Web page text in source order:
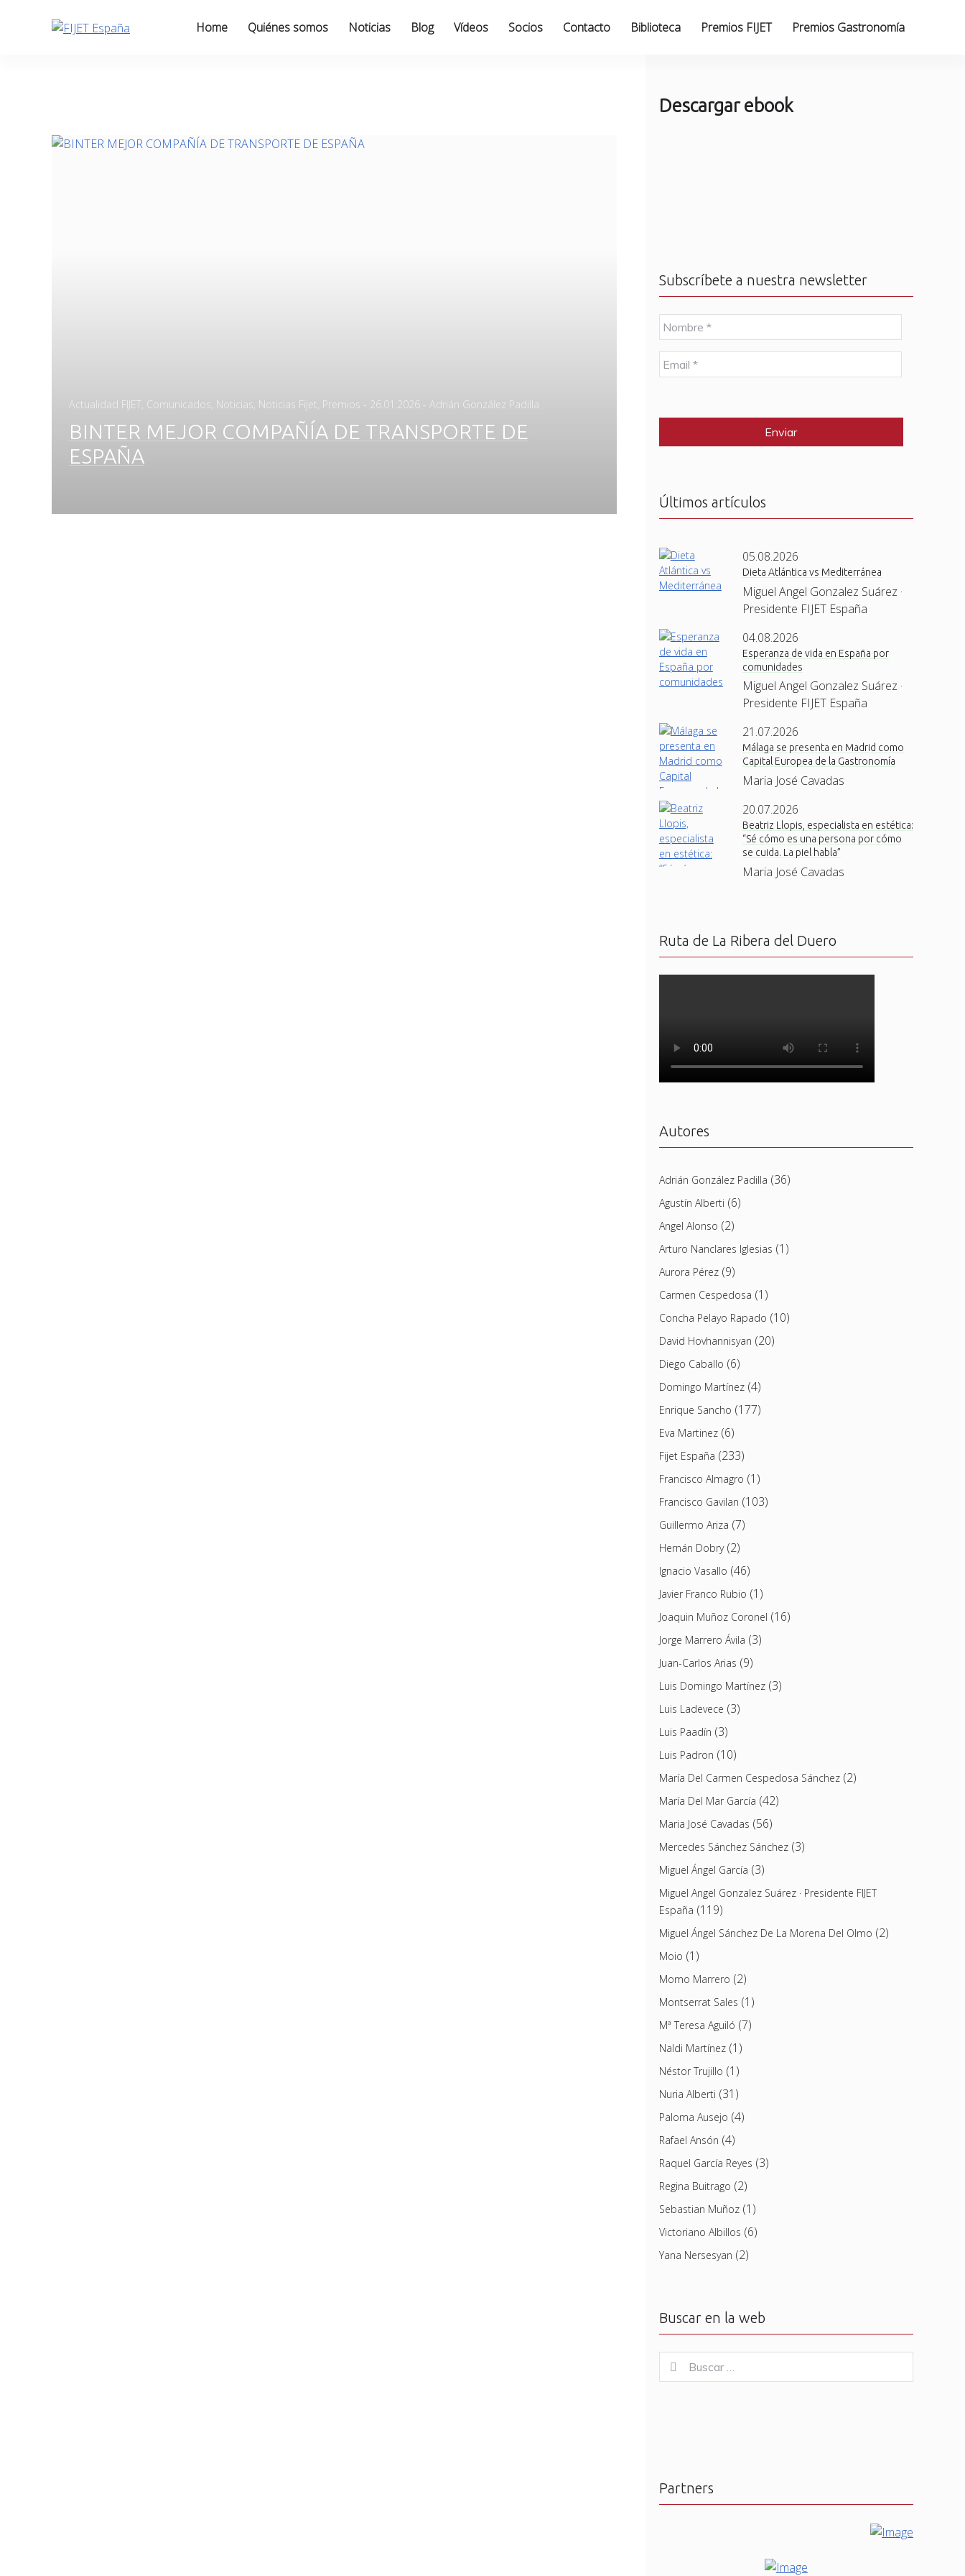
Home Quiénes somos Noticias Blog Vídeos Socios Contacto Biblioteca Premios FIJET Premios Gastronomía
Actualidad FIJET, Comunicados, Noticias, Noticias Fijet, Premios - Posted
26.01.2026 - Adrián González Padilla
BINTER MEJOR COMPAÑÍA DE TRANSPORTE DE
ESPAÑA
Descargar ebook
Subscríbete a nuestra newsletter
N
o
m
b
r
E
m
l
Últimos artículos
05.08.2026
Dieta Atlántica vs Mediterránea
Miguel Angel Gonzalez Suárez ·
Presidente FIJET España
04.08.2026
Esperanza de vida en España por
comunidades
Miguel Angel Gonzalez Suárez ·
Presidente FIJET España
21.07.2026
Málaga se presenta en Madrid como
Capital Europea de la Gastronomía
Maria José Cavadas
20.07.2026
Beatriz Llopis, especialista en estética:
“Sé cómo es una persona por cómo
se cuida. La piel habla”
Maria José Cavadas
Ruta de La Ribera del Duero
Autores
Adrián González Padilla (36)
Agustín Alberti (6)
Angel Alonso (2)
Arturo Nanclares Iglesias (1)
Aurora Pérez(9)
Carmen Cespedosa (1)
Concha Pelayo Rapado (10)
David Hovhannisyan (20)
Diego Caballo (6)
Domingo Martínez(4)
Enrique Sancho (177)
Eva Martinez(6)
Fijet España (233)
Francisco Almagro (1)
Francisco Gavilan (103)
Guillermo Ariza (7)
Hernán Dobry(2)
Ignacio Vasallo (46)
Javier Franco Rubio (1)
Joaquin Muñoz Coronel (16)
Jorge Marrero Ávila (3)
Juan-Carlos Arias (9)
Luis Domingo Martínez(3)
Luis Ladevece (3)
Luis Paadín (3)
Luis Padron (10)
María Del Carmen Cespedosa Sánchez(2)
María Del Mar García (42)
Maria José Cavadas (56)
Mercedes Sánchez Sánchez(3)
Miguel Ángel García (3)
Miguel Angel Gonzalez Suárez · Presidente FIJET
España (119)
Miguel Ángel Sánchez De La Morena Del Olmo (2)
Moio (1)
Momo Marrero (2)
Montserrat Sales (1)
Mª Teresa Aguiló (7)
Naldi Martínez(1)
Néstor Trujillo (1)
Nuria Alberti (31)
Paloma Ausejo (4)
Rafael Ansón (4)
Raquel García Reyes (3)
Regina Buitrago (2)
Sebastian Muñoz(1)
Victoriano Albillos (6)
Yana Nersesyan (2)
Buscar en la web
for:
Buscar
Partners